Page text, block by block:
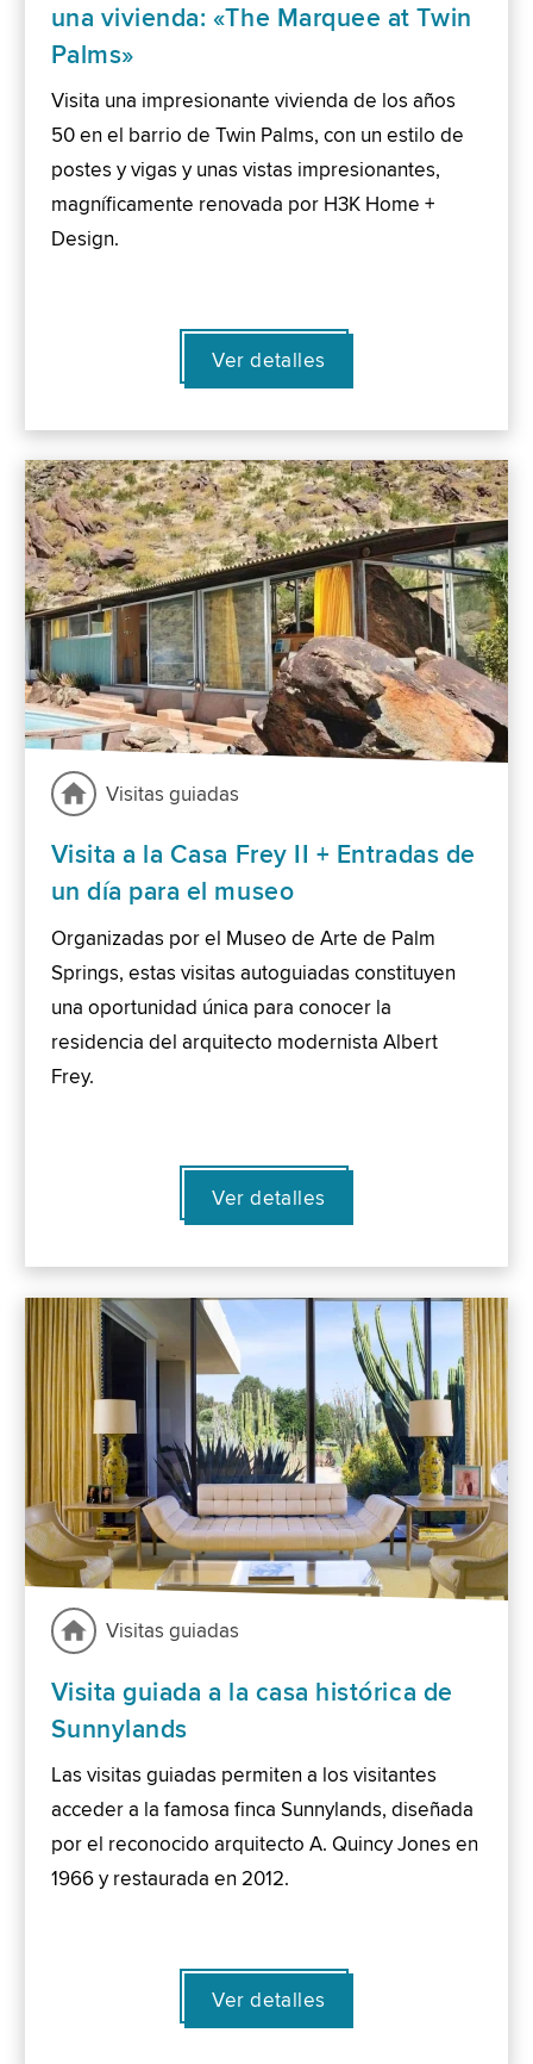
una vivienda: «The Marquee at Twin
Palms»
Visita una impresionante vivienda de los años
50 en el barrio de Twin Palms, con un estilo de
postes y vigas y unas vistas impresionantes,
magníficamente renovada por H3K Home +
Design.
Ver detalles
Visitas guiadas
Visita a la Casa Frey II + Entradas de
un día para el museo
Organizadas por el Museo de Arte de Palm
Springs, estas visitas autoguiadas constituyen
una oportunidad única para conocer la
residencia del arquitecto modernista Albert
Frey.
Ver detalles
Visitas guiadas
Visita guiada a la casa histórica de
Sunnylands
Las visitas guiadas permiten a los visitantes
acceder a la famosa finca Sunnylands, diseñada
por el reconocido arquitecto A. Quincy Jones en
1966 y restaurada en 2012.
Ver detalles